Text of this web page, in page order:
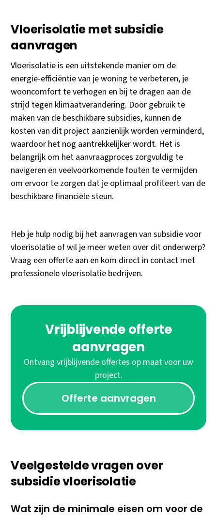
Vloerisolatie met subsidie
aanvragen
Vloerisolatie is een uitstekende manier om de
energie-efficiëntie van je woning te verbeteren, je
wooncomfort te verhogen en bij te dragen aan de
strijd tegen klimaatverandering. Door gebruik te
maken van de beschikbare subsidies, kunnen de
kosten van dit project aanzienlijk worden verminderd,
waardoor het nog aantrekkelijker wordt. Het is
belangrijk om het aanvraagproces zorgvuldig te
navigeren en veelvoorkomende fouten te vermijden
om ervoor te zorgen dat je optimaal profiteert van de
beschikbare financiële steun.
Heb je hulp nodig bij het aanvragen van subsidie voor
vloerisolatie of wil je meer weten over dit onderwerp?
Vraag een offerte aan en kom direct in contact met
professionele vloerisolatie bedrijven.
Vrijblijvende offerte
aanvragen
Ontvang vrijblijvende offertes op maat voor uw
project.
Offerte aanvragen
Veelgestelde vragen over
subsidie vloerisolatie
Wat zijn de minimale eisen om voor de